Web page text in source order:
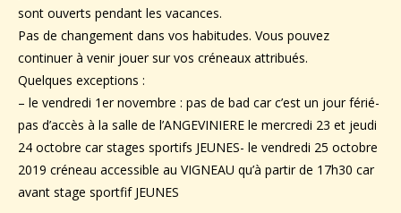
sont ouverts pendant les vacances.
Pas de changement dans vos habitudes. Vous pouvez
continuer à venir jouer sur vos créneaux attribués.
Quelques exceptions :
– le vendredi 1er novembre : pas de bad car c’est un jour férié-
pas d’accès à la salle de l’ANGEVINIERE le mercredi 23 et jeudi
24 octobre car stages sportifs JEUNES- le vendredi 25 octobre
2019 créneau accessible au VIGNEAU qu’à partir de 17h30 car
avant stage sportfif JEUNES